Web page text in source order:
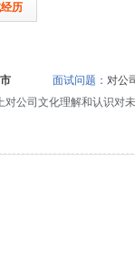
历
面试问题： 对公
公司文化理解和认识对